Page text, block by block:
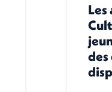
Les
des